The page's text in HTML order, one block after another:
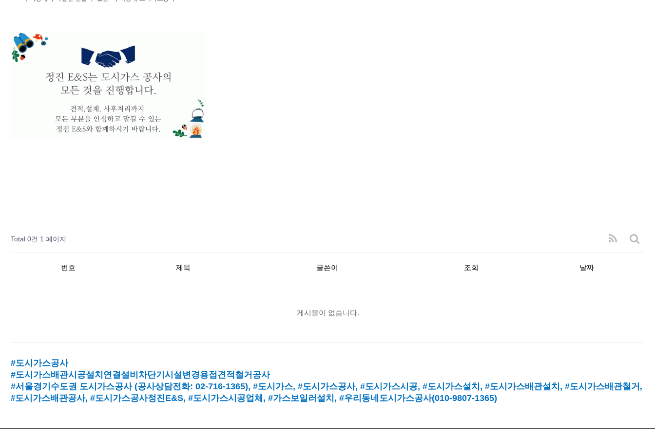
Total 0건 1 페이지
번호 제목 글쓴이 조회 날짜
게시물이 없습니다.
#도시가스공사
#도시가스배관시공설치연결설비차단기시설변경용접견적철거공사
#서울경기수도권 도시가스공사 (공사상담전화: 02-716-1365), #도시가스, #도시가스공사, #도시가스시공, #도시가스설치 , #도시가스배관설치 , #도시가스배관철거,
#도시가스배관공사, #도시가스공사정진E&S, #도시가스시공업체 , #가스보일러설치 , #우리동네도시가스공사(010-9807-1365)